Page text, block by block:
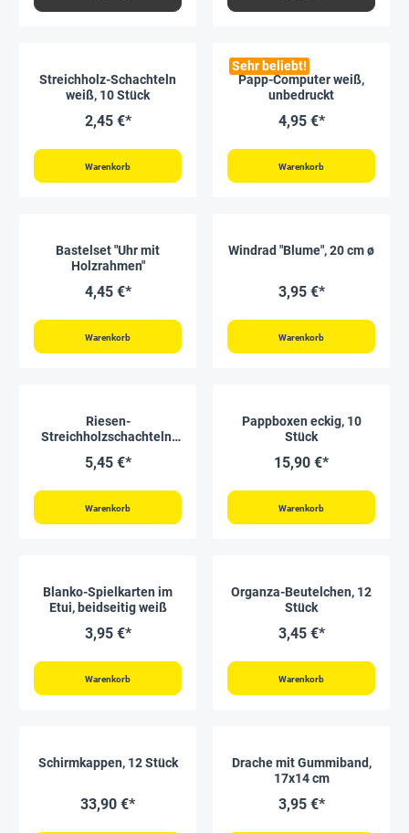
Streichholz-Schachteln
weiß, 10 Stück
2,45 €*
Warenkorb
Sehr beliebt!
Papp-Computer weiß,
unbedruckt
4,95 €*
Warenkorb
Bastelset "Uhr mit
Holzrahmen"
4,45 €*
Warenkorb
Windrad "Blume", 20 cm ø
3,95 €*
Warenkorb
Riesen-
Streichholzschachteln,
5,45 €*
Warenkorb
Pappboxen eckig, 10
Stück
15,90 €*
Warenkorb
Blanko-Spielkarten im
Etui, beidseitig weiß
3,95 €*
Warenkorb
Organza-Beutelchen, 12
Stück
3,45 €*
Warenkorb
Schirmkappen, 12 Stück
33,90 €*
Drache mit Gummiband,
17x14 cm
3,95 €*